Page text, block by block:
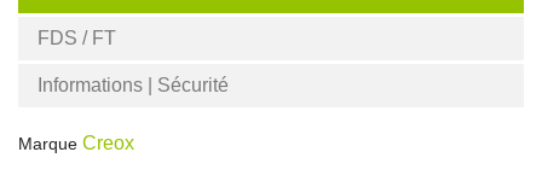
FDS / FT
Informations | Sécurité
Marque Creox